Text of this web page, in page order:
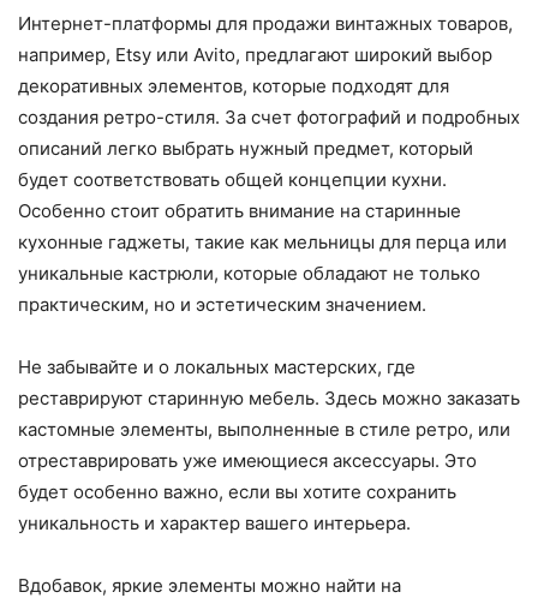
Интернет-платформы для продажи винтажных товаров,
например, Etsy или Avito, предлагают широкий выбор
декоративных элементов, которые подходят для
создания ретро-стиля. За счет фотографий и подробных
описаний легко выбрать нужный предмет, который
будет соответствовать общей концепции кухни.
Особенно стоит обратить внимание на старинные
кухонные гаджеты, такие как мельницы для перца или
уникальные кастрюли, которые обладают не только
практическим, но и эстетическим значением.
Не забывайте и о локальных мастерских, где
реставрируют старинную мебель. Здесь можно заказать
кастомные элементы, выполненные в стиле ретро, или
отреставрировать уже имеющиеся аксессуары. Это
будет особенно важно, если вы хотите сохранить
уникальность и характер вашего интерьера.
Вдобавок, яркие элементы можно найти на